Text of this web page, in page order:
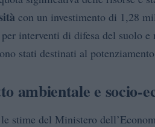
con un investimento di 1,28
interventi di difesa del suolo
stati destinati al
ambientale e socio-
le stime del Ministero